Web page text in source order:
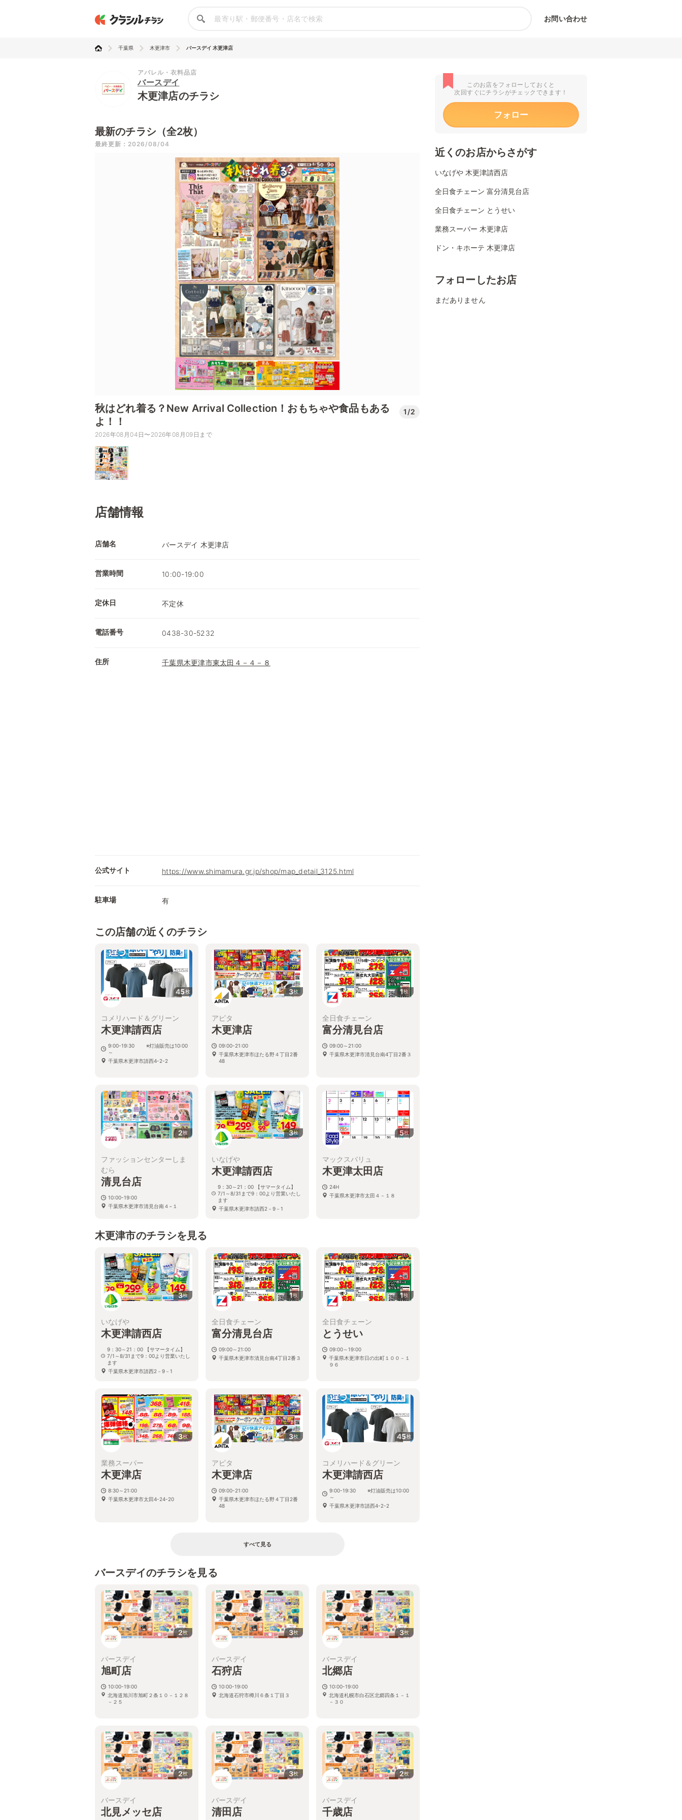
お問い合わせ
千葉県 木更津市 バースデイ 木更津店
アパレル・衣料品店
バースデイ
木更津店のチラシ
最新のチラシ（全2枚）
最終更新：2026/08/04
秋はどれ着る？New Arrival Collection！おもちゃや食品もある
よ！！
1/2
2026年08月04日〜2026年08月09日まで
店舗情報
店舗名 バースデイ 木更津店
営業時間 10:00-19:00
定休日 不定休
電話番号 0438-30-5232
住所 千葉県木更津市東太田４－４－８
公式サイト https://www.shimamura.gr.jp/shop/map_detail_3125.html
駐車場 有
この店舗の近くのチラシ
45枚
コメリハード＆グリーン
木更津請西店
9:00-19:30 ※灯油販売は10:00
～
千葉県木更津市請西4-2-2
3枚
アピタ
木更津店
09:00-21:00
千葉県木更津市ほたる野４丁目2番
48
1枚
全日食チェーン
富分清見台店
09:00～21:00
千葉県木更津市清見台南4丁目2番３
2枚
ファッションセンターしま
むら
清見台店
10:00-19:00
千葉県木更津市清見台南４−１
3枚
いなげや
木更津請西店
9：30～21：00 【サマータイム】
7/1～8/31まで9：00より営業いたし
ます
千葉県木更津市請西2－9－1
5枚
マックスバリュ
木更津太田店
24H
千葉県木更津市太田４－１８
木更津市のチラシを見る
3枚
いなげや
木更津請西店
9：30～21：00 【サマータイム】
7/1～8/31まで9：00より営業いたし
ます
千葉県木更津市請西2－9－1
1枚
全日食チェーン
富分清見台店
09:00～21:00
千葉県木更津市清見台南4丁目2番３
1枚
全日食チェーン
とうせい
09:00～19:00
千葉県木更津市日の出町１００－１
９６
3枚
業務スーパー
木更津店
8:30～21:00
千葉県木更津市太田4-24-20
3枚
アピタ
木更津店
09:00-21:00
千葉県木更津市ほたる野４丁目2番
48
45枚
コメリハード＆グリーン
木更津請西店
9:00-19:30 ※灯油販売は10:00
～
千葉県木更津市請西4-2-2
すべて見る
バースデイのチラシを見る
2枚
バースデイ
旭町店
10:00-19:00
北海道旭川市旭町２条１０－１２８
－２５
3枚
バースデイ
石狩店
10:00-19:00
北海道石狩市樽川６条１丁目３
3枚
バースデイ
北郷店
10:00-19:00
北海道札幌市白石区北郷四条１－１
－３０
2枚
バースデイ
北見メッセ店
3枚
バースデイ
清田店
2枚
バースデイ
千歳店
このお店をフォローしておくと
次回すぐにチラシがチェックできます！
フォロー
近くのお店からさがす
いなげや 木更津請西店
全日食チェーン 富分清見台店
全日食チェーン とうせい
業務スーパー 木更津店
ドン・キホーテ 木更津店
フォローしたお店
まだありません